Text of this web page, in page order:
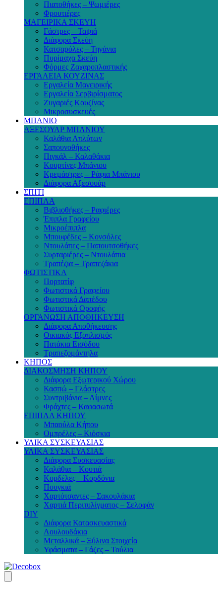
Πιατοθήκες – Ψωμιέρες
Φρουτιέρες
ΜΑΓΕΙΡΙΚΑ ΣΚΕΥΗ
Γάστρες – Ταψιά
Διάφορα Σκεύη
Κατσαρόλες – Τηγάνια
Πυρίμαχα Σκεύη
Φόρμες Ζαχαροπλαστικής
ΕΡΓΑΛΕΙΑ ΚΟΥΖΙΝΑΣ
Εργαλεία Μαγειρικής
Εργαλεία Σερβιρίσματος
Ζυγαριές Κουζίνας
Μικροσυσκευές
ΜΠΑΝΙΟ
ΑΞΕΣΟΥΑΡ ΜΠΑΝΙΟΥ
Καλάθια Απλύτων
Σαπουνοθήκες
Πιγκάλ – Καλαθάκια
Κουρτίνες Μπάνιου
Κρεμάστρες – Ράφια Μπάνιου
Διάφορα Αξεσουάρ
ΣΠΙΤΙ
ΕΠΙΠΛΑ
Βιβλιοθήκες – Ραφιέρες
Έπιπλα Γραφείου
Μικροέπιπλα
Μπουφέδες – Κονσόλες
Ντουλάπες – Παπουτσοθήκες
Συρταριέρες – Ντουλάπια
Τραπέζια – Τραπεζάκια
ΦΩΤΙΣΤΙΚΑ
Πορτατίφ
Φωτιστικά Γραφείου
Φωτιστικά Δαπέδου
Φωτιστικά Οροφής
ΟΡΓΑΝΩΣΗ ΑΠΟΘΗΚΕΥΣΗ
Διάφορα Αποθήκευσης
Οικιακός Εξοπλισμός
Πατάκια Εισόδου
Τραπεζομάντηλα
ΚΗΠΟΣ
ΔΙΑΚΟΣΜΗΣΗ ΚΗΠΟΥ
Διάφορα Εξωτερικού Χώρου
Κασπώ – Γλάστρες
Συντριβάνια – Λίμνες
Φράχτες – Καφασωτά
ΕΠΙΠΛΑ ΚΗΠΟΥ
Μπαούλα Κήπου
Ομπρέλες – Κιόσκια
ΥΛΙΚΑ ΣΥΣΚΕΥΑΣΙΑΣ
ΥΛΙΚΑ ΣΥΣΚΕΥΑΣΙΑΣ
Διάφορα Συσκευασίας
Καλάθια – Κουτιά
Κορδέλες – Κορδόνια
Πουγκιά
Χαρτότσαντες – Σακουλάκια
Χαρτιά Περιτυλίγματος – Σελοφάν
DIY
Διάφορα Κατασκευαστικά
Λουλουδάκια
Μεταλλικά – Ξύλινα Στοιχεία
Υφάσματα – Γάζες – Τούλια